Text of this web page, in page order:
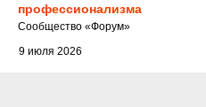
профессионализма
9 июля 2026
Cообщество «Форум»